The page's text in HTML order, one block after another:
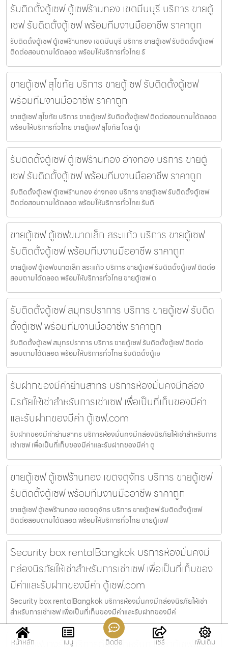
รับติดตั้งตู้เซฟ ตู้เซฟร้านทอง เขตมีนบุรี บริการ ขายตู้
เซฟ รับติดตั้งตู้เซฟ พร้อมทีมงานมืออาชีพ ราคาถูก
รับติดตั้งตู้เซฟ ตู้เซฟร้านทอง เขตมีนบุรี บริการ ขายตู้เซฟ รับติดตั้งตู้เซฟ
ติดต่อสอบถามได้ตลอด พร้อมให้บริการทั่วไทย รั
ขายตู้เซฟ สุโขทัย บริการ ขายตู้เซฟ รับติดตั้งตู้เซฟ
พร้อมทีมงานมืออาชีพ ราคาถูก
ขายตู้เซฟ สุโขทัย บริการ ขายตู้เซฟ รับติดตั้งตู้เซฟ ติดต่อสอบถามได้ตลอด
พร้อมให้บริการทั่วไทย ขายตู้เซฟ สุโขทัย โดย ตู้เ
รับติดตั้งตู้เซฟ ตู้เซฟร้านทอง อ่างทอง บริการ ขายตู้
เซฟ รับติดตั้งตู้เซฟ พร้อมทีมงานมืออาชีพ ราคาถูก
รับติดตั้งตู้เซฟ ตู้เซฟร้านทอง อ่างทอง บริการ ขายตู้เซฟ รับติดตั้งตู้เซฟ
ติดต่อสอบถามได้ตลอด พร้อมให้บริการทั่วไทย รับติ
ขายตู้เซฟ ตู้เซฟขนาดเล็ก สระแก้ว บริการ ขายตู้เซฟ
รับติดตั้งตู้เซฟ พร้อมทีมงานมืออาชีพ ราคาถูก
ขายตู้เซฟ ตู้เซฟขนาดเล็ก สระแก้ว บริการ ขายตู้เซฟ รับติดตั้งตู้เซฟ ติดต่อ
สอบถามได้ตลอด พร้อมให้บริการทั่วไทย ขายตู้เซฟ ต
รับติดตั้งตู้เซฟ สมุทรปราการ บริการ ขายตู้เซฟ รับติด
ตั้งตู้เซฟ พร้อมทีมงานมืออาชีพ ราคาถูก
รับติดตั้งตู้เซฟ สมุทรปราการ บริการ ขายตู้เซฟ รับติดตั้งตู้เซฟ ติดต่อ
สอบถามได้ตลอด พร้อมให้บริการทั่วไทย รับติดตั้งตู้เซ
รับฝากของมีค่าย่านสาทร บริการห้องมั่นคงมีกล่อง
นิรภัยให้เช่าสำหรับการเช่าเซฟ เพื่อเป็นที่เก็บของมีค่า
และรับฝากของมีค่า ตู้เซฟ.com
รับฝากของมีค่าย่านสาทร บริการห้องมั่นคงมีกล่องนิรภัยให้เช่าสำหรับการ
เช่าเซฟ เพื่อเป็นที่เก็บของมีค่าและรับฝากของมีค่า ตู
ขายตู้เซฟ ตู้เซฟร้านทอง เขตจตุจักร บริการ ขายตู้เซฟ
รับติดตั้งตู้เซฟ พร้อมทีมงานมืออาชีพ ราคาถูก
ขายตู้เซฟ ตู้เซฟร้านทอง เขตจตุจักร บริการ ขายตู้เซฟ รับติดตั้งตู้เซฟ
ติดต่อสอบถามได้ตลอด พร้อมให้บริการทั่วไทย ขายตู้เซฟ
Security box rentalBangkok บริการห้องมั่นคงมี
กล่องนิรภัยให้เช่าสำหรับการเช่าเซฟ เพื่อเป็นที่เก็บของ
มีค่าและรับฝากของมีค่า ตู้เซฟ.com
Security box rentalBangkok บริการห้องมั่นคงมีกล่องนิรภัยให้เช่า
สำหรับการเช่าเซฟ เพื่อเป็นที่เก็บของมีค่าและรับฝากของมีค่
หน้าหลัก เมนู ติดต่อ แชร์ เพิ่มเติม